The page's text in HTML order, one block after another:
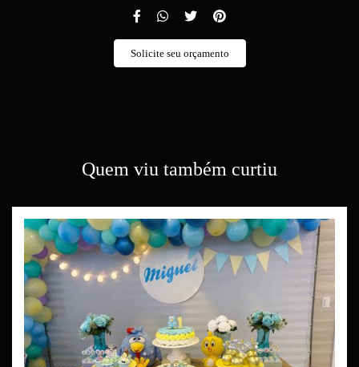
Solicite seu orçamento
Quem viu também curtiu